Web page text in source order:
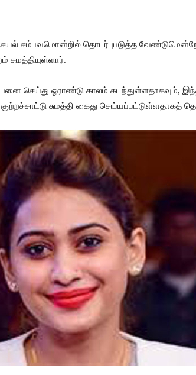
சம்பவமொன்றில் தொடர்புபடுத்த வேண்டுமென்றே
சுமத்தியுள்ளார்.
செய்து ஓராண்டு காலம் கடந்துள்ளதாகவும்,
சுமத்தி கைது செய்யப்பட்டுள்ளதாகத்